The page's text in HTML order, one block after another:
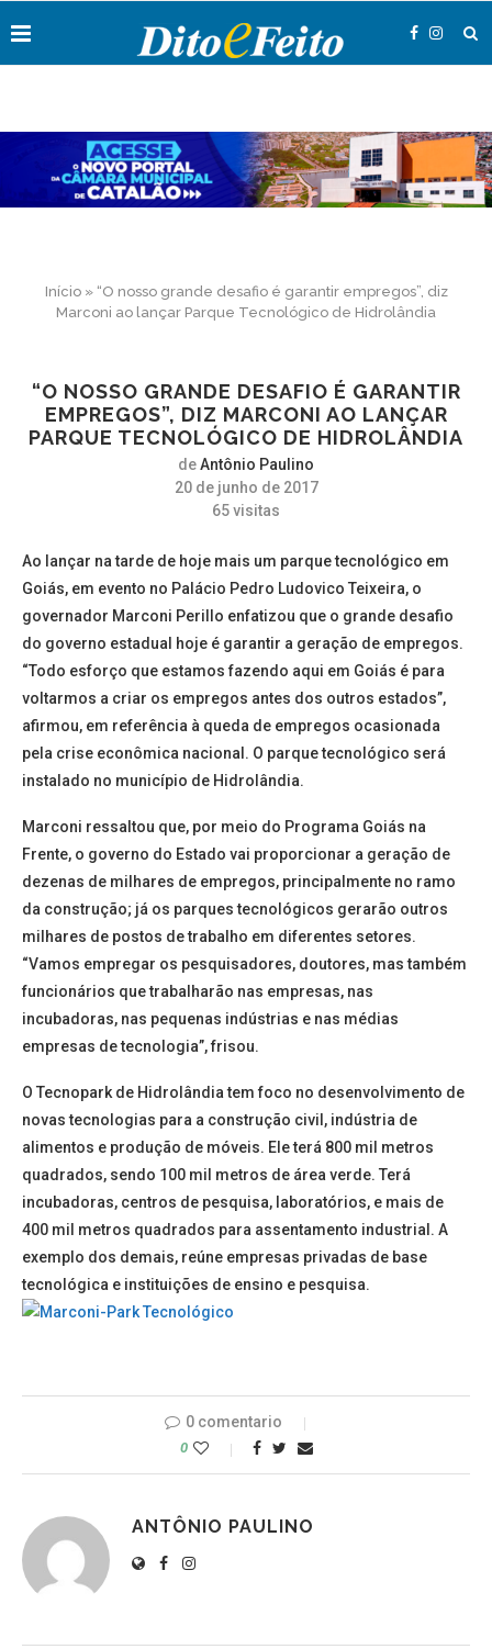
Início» “O nosso grande desafio é garantir empregos”, diz
Marconi ao lançar Parque Tecnológico de Hidrolândia
“O NOSSO GRANDE DESAFIO É GARANTIR
EMPREGOS”, DIZ MARCONI AO LANÇAR
PARQUE TECNOLÓGICO DE HIDROLÂNDIA
deAntônio Paulino
20 de junho de 2017
65visitas
Ao lançar na tarde de hoje mais um parque tecnológico em
Goiás, em evento no Palácio Pedro Ludovico Teixeira, o
governador Marconi Perillo enfatizou que o grande desafio
do governo estadual hoje é garantir a geração de empregos.
“Todo esforço que estamos fazendo aqui em Goiás é para
voltarmos a criar os empregos antes dos outros estados”,
afirmou, em referência à queda de empregos ocasionada
pela crise econômica nacional. O parque tecnológico será
instalado no município de Hidrolândia.
Marconi ressaltou que, por meio do Programa Goiás na
Frente, o governo do Estado vai proporcionar a geração de
dezenas de milhares de empregos, principalmente no ramo
da construção; já os parques tecnológicos gerarão outros
milhares de postos de trabalho em diferentes setores.
“Vamos empregar os pesquisadores, doutores, mas também
funcionários que trabalharão nas empresas, nas
incubadoras, nas pequenas indústrias e nas médias
empresas de tecnologia”, frisou.
O Tecnopark de Hidrolândia tem foco no desenvolvimento de
novas tecnologias para a construção civil, indústria de
alimentos e produção de móveis. Ele terá 800 mil metros
quadrados, sendo 100 mil metros de área verde. Terá
incubadoras, centros de pesquisa, laboratórios, e mais de
400 mil metros quadrados para assentamento industrial. A
exemplo dos demais, reúne empresas privadas de base
tecnológica e instituições de ensino e pesquisa.
0 comentario
0
ANTÔNIO PAULINO